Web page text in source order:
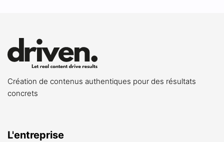
Création de contenus authentiques pour des résultats
concrets
L'entreprise